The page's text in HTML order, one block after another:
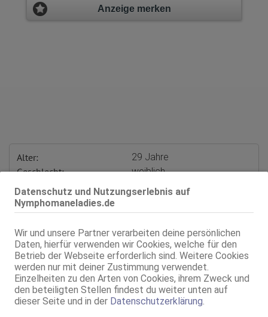
Datenschutz und Nutzungserlebnis auf
Nymphomaneladies.de
Wir und unsere Partner verarbeiten deine persönlichen
Daten, hierfür verwenden wir Cookies, welche für den
Betrieb der Webseite erforderlich sind. Weitere Cookies
werden nur mit deiner Zustimmung verwendet.
Einzelheiten zu den Arten von Cookies, ihrem Zweck und
den beteiligten Stellen findest du weiter unten auf
dieser Seite und in der Datenschutzerklärung
Anzeige merken
Alter: 29 Jahre
Geschlecht: weiblich
Körpergröße: 165 cm
Oberweite:
Typ: mitteleuropäisch
Herkunft: Kroatien
KF: 34
Gewicht: 48 kg
Schuhgröße: 38
Intimbereich: total rasiert
Haare: schwarz, schulterlang, glatt